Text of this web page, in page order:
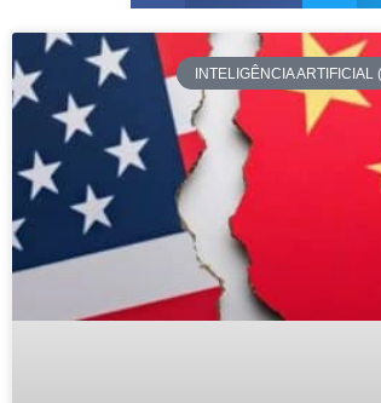
INTELIGÊNCIA ARTIFICIAL